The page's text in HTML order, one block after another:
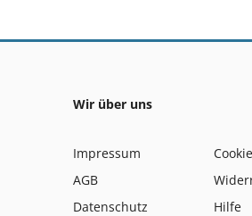
Wir über uns
Impressum
AGB
Datenschutz
Hilfe